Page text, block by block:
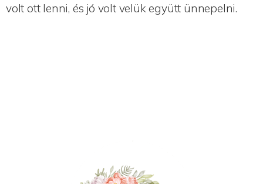
volt ott lenni, és jó volt velük együtt ünnepelni.